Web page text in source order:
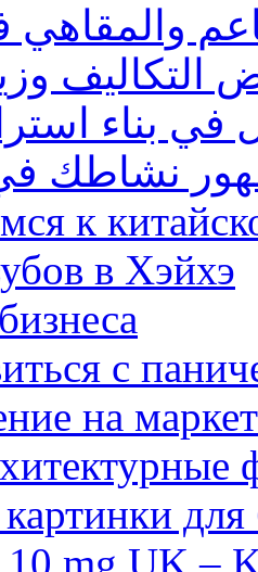
بناء
نشاطك
к
в Хэйхэ
с
на
mg UK –